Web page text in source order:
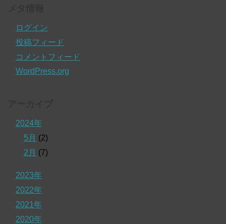
ログイン
投稿フィード
コメントフィード
WordPress.org
2024年
5月 (2)
2月 (7)
2023年
2022年
2021年
2020年